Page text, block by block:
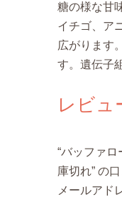
糖の様な甘
イチゴ、ア
広がります
す。遺伝子
レビュ
“バッファ
庫切れ” の
メールアド